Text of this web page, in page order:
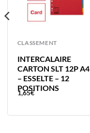
CLASSEMENT
INTERCALAIRE
CARTON SLT 12P A4
– ESSELTE – 12
POSITIONS
1,65€